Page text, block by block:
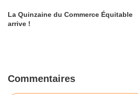
La Quinzaine du Commerce Équitable
arrive !
Commentaires